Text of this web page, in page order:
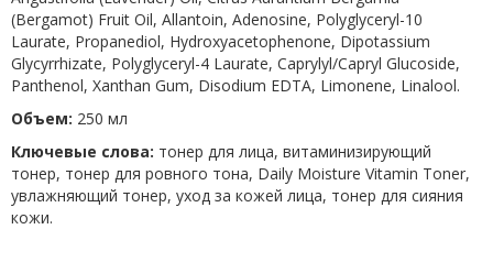
(Bergamot) Fruit Oil, Allantoin, Adenosine, Polyglyceryl-10
Laurate, Propanediol, Hydroxyacetophenone, Dipotassium
Glycyrrhizate, Polyglyceryl-4 Laurate, Caprylyl/Capryl Glucoside,
Panthenol, Xanthan Gum, Disodium EDTA, Limonene, Linalool.
Объем: 250 мл
Ключевые слова: тонер для лица, витаминизирующий
тонер, тонер для ровного тона, Daily Moisture Vitamin Toner,
увлажняющий тонер, уход за кожей лица, тонер для сияния
кожи.